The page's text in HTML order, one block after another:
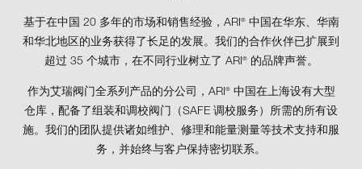
基于在中国 20 多年的市场和销售经验，ARI®中国在华东、华南
和华北地区的业务获得了长足的发展。我们的合作伙伴已扩展到
超过 35 个城市，在不同行业树立了 ARI®的品牌声誉。
作为艾瑞阀门全系列产品的分公司，ARI®中国在上海设有大型
仓库，配备了组装和调校阀门（SAFE 调校服务）所需的所有设
施。我们的团队提供诸如维护、修理和能量测量等技术支持和服
务，并始终与客户保持密切联系。